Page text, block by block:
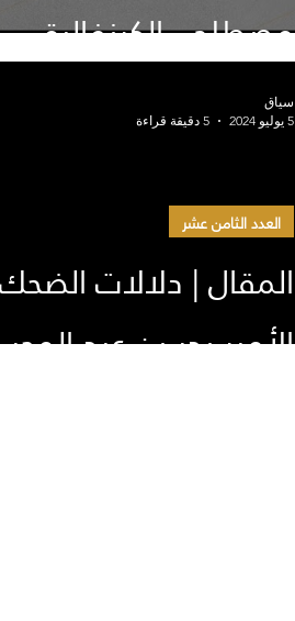
مصطلح - الكرنفالية
المقال | دلالات
الأمير بدر بن عبد
العدد الثامن عشر
سياق
5 يوليو 2024
5 دقيقة قراءة